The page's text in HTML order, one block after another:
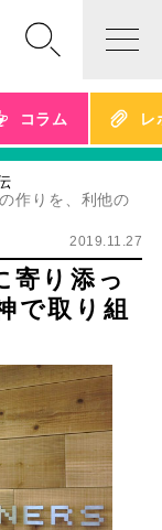
コラム レ
作りを、利他の
2019.11.27
寄り添っ
で取り組